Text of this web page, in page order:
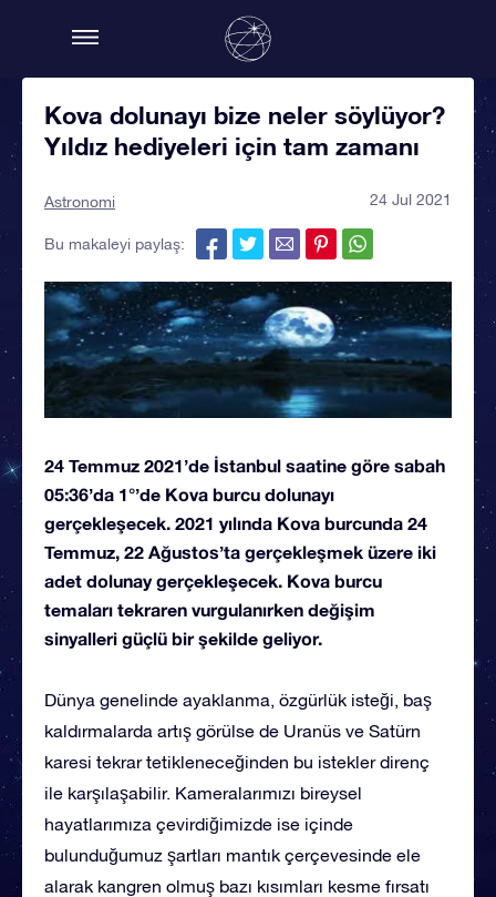
Kova dolunayı bize neler söylüyor?
Yıldız hediyeleri için tam zamanı
Astronomi 24 Jul 2021
Bu makaleyi paylaş:
24 Temmuz 2021’de İstanbul saatine göre sabah
05:36’da 1°’de Kova burcu dolunayı
gerçekleşecek. 2021 yılında Kova burcunda 24
Temmuz, 22 Ağustos’ta gerçekleşmek üzere iki
adet dolunay gerçekleşecek. Kova burcu
temaları tekraren vurgulanırken değişim
sinyalleri güçlü bir şekilde geliyor.
Dünya genelinde ayaklanma, özgürlük isteği, baş
kaldırmalarda artış görülse de Uranüs ve Satürn
karesi tekrar tetikleneceğinden bu istekler direnç
ile karşılaşabilir. Kameralarımızı bireysel
hayatlarımıza çevirdiğimizde ise içinde
bulunduğumuz şartları mantık çerçevesinde ele
alarak kangren olmuş bazı kısımları kesme fırsatı